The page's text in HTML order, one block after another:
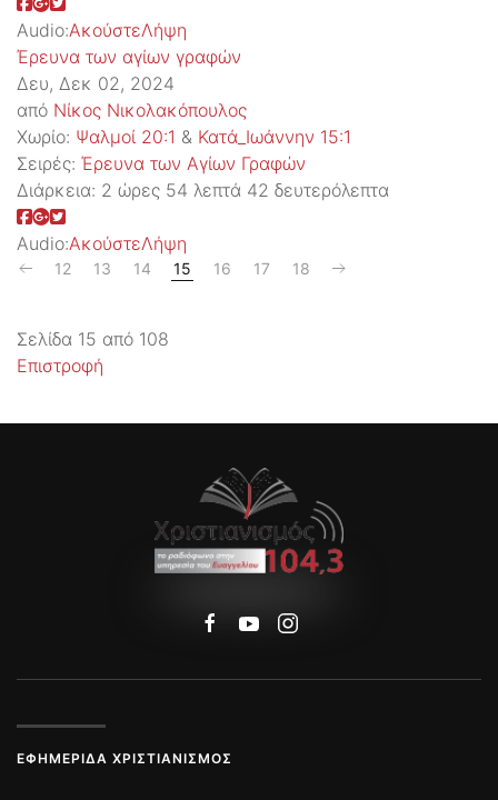
Audio:ΑκούστεΛήψη
Έρευνα των αγίων γραφών
Δευ, Δεκ 02, 2024
από Νίκος Νικολακόπουλος
Χωρίο: Ψαλμοί 20:1 & Κατά_Ιωάννην 15:1
Σειρές: Έρευνα των Αγίων Γραφών
Διάρκεια: 2 ώρες 54 λεπτά 42 δευτερόλεπτα
Audio:ΑκούστεΛήψη
12 13 14 15 16 17 18
Σελίδα 15 από 108
Επιστροφή
ΕΦΗΜΕΡΊΔΑ ΧΡΙΣΤΙΑΝΙΣΜΌΣ